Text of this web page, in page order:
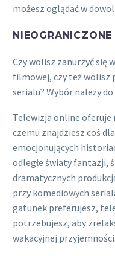
możesz oglądać w
Czy wolisz zanurzyć się
filmowej, czy też wolisz
serialu? Wybór należy do
Telewizja online
czemu znajdziesz coś
emocjonujących
odległe światy fantazji,
dramatycznych
przy komediowych
gatunek preferujesz,
potrzebujesz, aby
wakacyjnej przyjemności.